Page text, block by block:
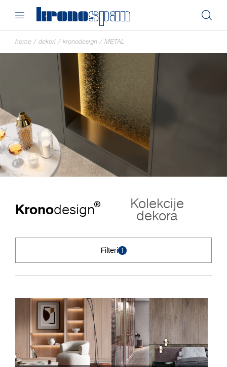
home / dekori / kronodesign / METAL
Kronodesign® Kolekcije
dekora
Filteri 1